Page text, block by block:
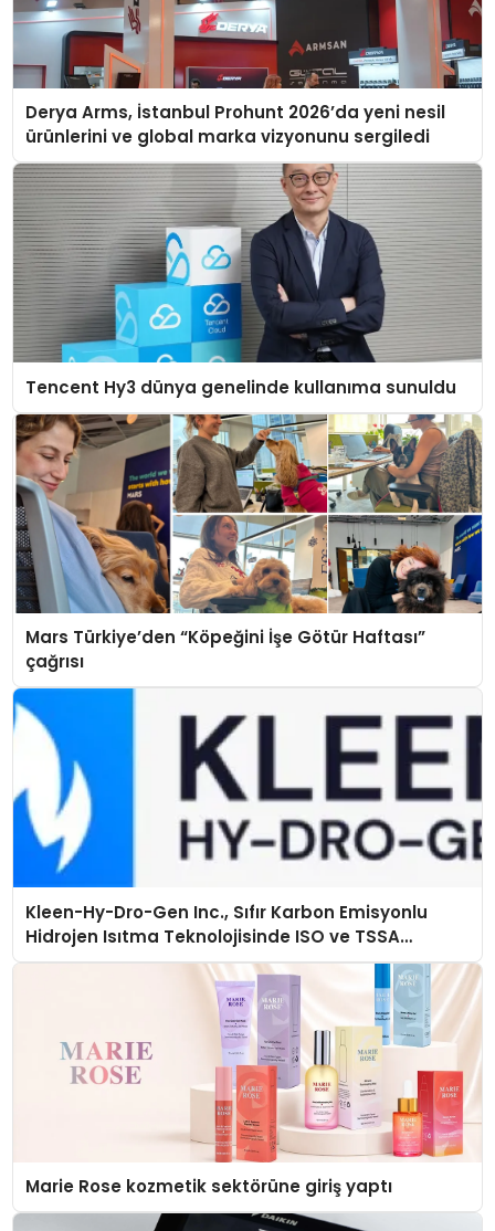
Derya Arms, İstanbul Prohunt 2026’da yeni nesil
ürünlerini ve global marka vizyonunu sergiledi
Tencent Hy3 dünya genelinde kullanıma sunuldu
Mars Türkiye’den “Köpeğini İşe Götür Haftası”
çağrısı
Kleen-Hy-Dro-Gen Inc., Sıfır Karbon Emisyonlu
Hidrojen Isıtma Teknolojisinde ISO ve TSSA
Düzenleyici Onaylarını Aldı
Marie Rose kozmetik sektörüne giriş yaptı